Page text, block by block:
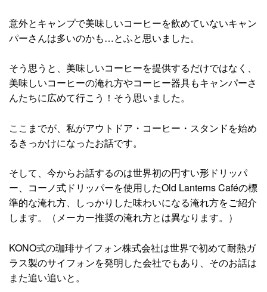
意外とキャンプで美味しいコーヒーを飲めていないキャン
パーさんは多いのかも…とふと思いました。
そう思うと、美味しいコーヒーを提供するだけではなく、
美味しいコーヒーの淹れ方やコーヒー器具もキャンパーさ
んたちに広めて行こう！そう思いました。
ここまでが、私がアウトドア・コーヒー・スタンドを始め
るきっかけになったお話です。
そして、今からお話するのは世界初の円すい形ドリッパ
ー、コーノ式ドリッパーを使用したOld Lanterns Caféの標
準的な淹れ方、しっかりした味わいになる淹れ方をご紹介
します。（メーカー推奨の淹れ方とは異なります。）
KONO式の珈琲サイフォン株式会社は世界で初めて耐熱ガ
ラス製のサイフォンを発明した会社でもあり、そのお話は
また追い追いと。